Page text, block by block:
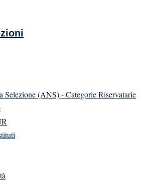
Selezione (ANS) - Categorie Riservatarie